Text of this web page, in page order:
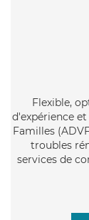
Flexible,
d'expérience
Familles
troubles
services de